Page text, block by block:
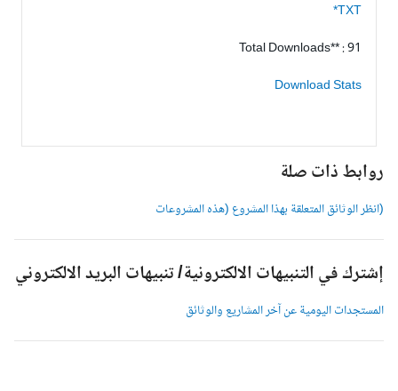
TXT*
Total Downloads** : 91
Download Stats
روابط ذات صلة
(انظر الوثائق المتعلقة بهذا المشروع (هذه المشروعات
إشترك في التنبيهات الالكترونية/ تنبيهات البريد الالكتروني
المستجدات اليومية عن آخر المشاريع والوثائق